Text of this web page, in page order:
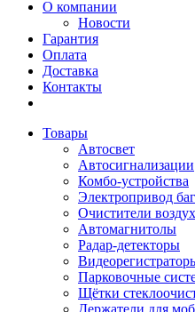
О компании
Новости
Гарантия
Оплата
Доставка
Контакты
Товары
Автосвет
Автосигнализации
Комбо-устройства
Электропривод
Очистители
Автомагнитолы
Радар-детекторы
Парковочные
Щётки
Держатели для